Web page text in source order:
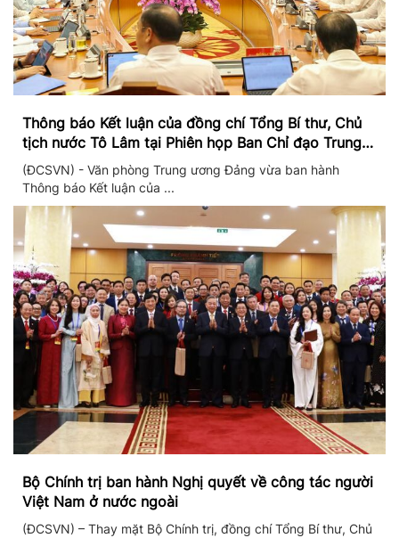
Thông báo Kết luận của đồng chí Tổng Bí thư, Chủ
tịch nước Tô Lâm tại Phiên họp Ban Chỉ đạo Trung
ương thực hiện Nghị quyết 57
(ĐCSVN) - Văn phòng Trung ương Đảng vừa ban hành
Thông báo Kết luận của ...
Bộ Chính trị ban hành Nghị quyết về công tác người
Việt Nam ở nước ngoài
(ĐCSVN) – Thay mặt Bộ Chính trị, đồng chí Tổng Bí thư, Chủ